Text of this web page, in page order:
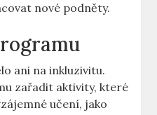
nové podněty.
ani na inkluzivitu.
zařadit aktivity, které
učení, jako